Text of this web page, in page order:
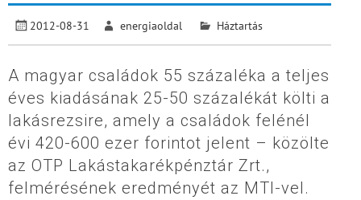
2012-08-31 energiaoldal Háztartás
A magyar családok 55 százaléka a teljes
éves kiadásának 25-50 százalékát költi a
lakásrezsire, amely a családok felénél
évi 420-600 ezer forintot jelent – közölte
az OTP Lakástakarékpénztár Zrt.,
felmérésének eredményét az MTI-vel.